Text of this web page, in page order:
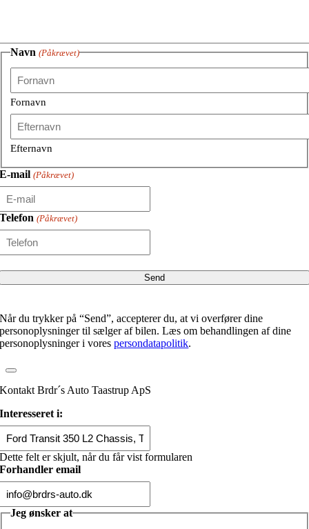
Navn (Påkrævet)
Fornavn
Efternavn
E-mail (Påkrævet)
Telefon (Påkrævet)
Når du trykker på “Send”, accepterer du, at vi overfører dine
personoplysninger til sælger af bilen. Læs om behandlingen af dine
personoplysninger i vorespersondatapolitik.
Kontakt Brdr´s Auto Taastrup ApS
Interesseret i:
Dette felt er skjult, når du får vist formularen
Forhandler email
Jeg ønsker at